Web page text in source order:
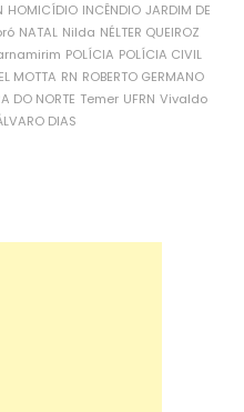
HOMICÍDIO INCÊNDIO JARDIM DE
NATAL Nilda NÉLTER QUEIROZ
POLÍCIA POLÍCIA CIVIL
MOTTA RN ROBERTO GERMANO
DO NORTE Temer UFRN Vivaldo
DIAS